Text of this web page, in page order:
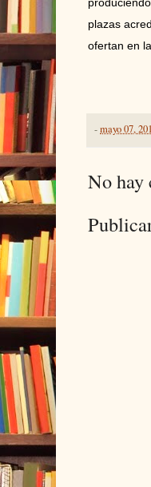
plazas
ofertan en
-mayo 07,
No hay